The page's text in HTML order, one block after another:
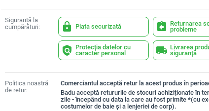
Siguranță la
cumpărături:
lock Plata securizată assignment_return Returnarea
probleme
policy Protecția datelor cu
caracter personal
local_shipping Livrarea
siguranță
Politica noastră
de retur:
Comerciantul acceptă retur la acest produs în
Badu acceptă retururile de stocuri achiziționate în
zile - începând cu data la care au fost primite *(cu
costumelor de baie și a lenjeriei de corp).